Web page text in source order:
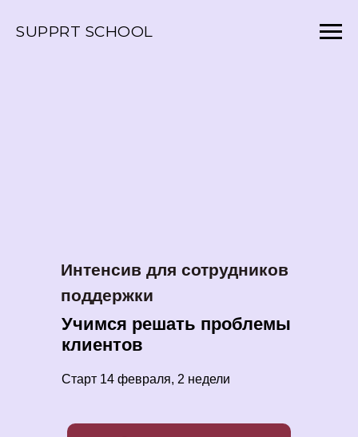
SUPPRT SCHOOL
Старт 14 февраля, 2 недели
Интенсив для сотрудников
поддержки
Учимся решать проблемы
клиентов